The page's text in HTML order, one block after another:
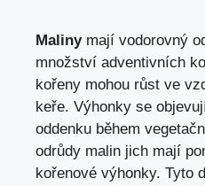
Malinymají vodorovný
množství adventivních
kořeny mohou růst ve
keře. Výhonky se
oddenku během
odrůdy malin jich mají
kořenové výhonky. Tyto